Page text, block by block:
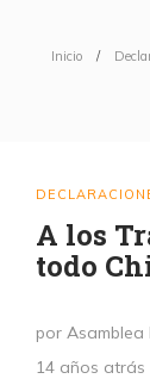
Inicio
A los
todo
por Asamblea
14 años atrás